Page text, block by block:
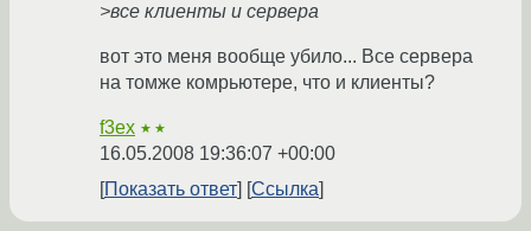
>все клиенты и сервера
вот это меня вообще убило... Все сервера
на томже комрьютере, что и клиенты?
f3ex ★★
16.05.2008 19:36:07 +00:00
Показать ответ
Ссылка